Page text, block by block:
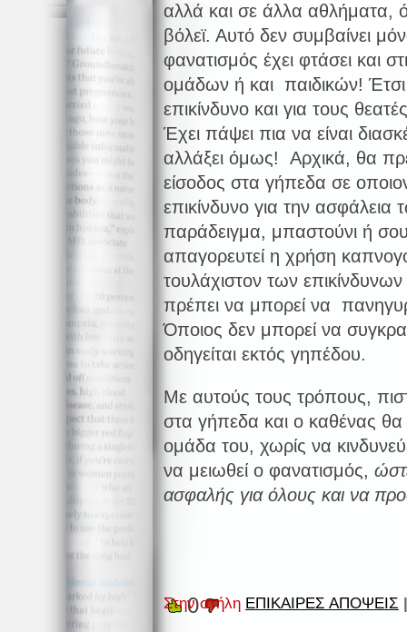
αλλά και σε άλλα αθλήματα,
βόλεϊ. Αυτό δεν συμβαίνει
φανατισμός έχει φτάσει και
ομάδων ή και παιδικών! Έτσι
επικίνδυνο και για τους
Έχει πάψει πια να είναι
αλλάξει όμως! Αρχικά, θα
είσοδος στα γήπεδα σε
επικίνδυνο για την
παράδειγμα, μπαστούνι ή
απαγορευτεί η χρήση
τουλάχιστον των
πρέπει να μπορεί να
Όποιος δεν μπορεί να
οδηγείται εκτός γηπέδου.
Με αυτούς τους τρόπους,
στα γήπεδα και ο καθένας
ομάδα του, χωρίς να
να μειωθεί ο φανατισμός,
ασφαλής για όλους και να
Στην στήλη ΕΠΙΚΑΙΡΕΣ ΑΠΟΨΕΙΣ |
0